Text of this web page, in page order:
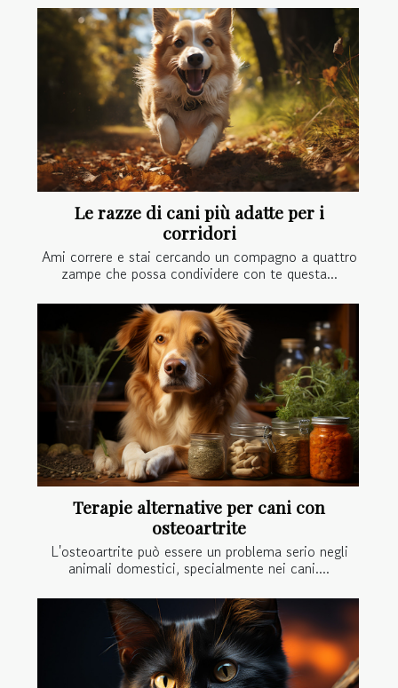
Le razze di cani più adatte per i
corridori
Ami correre e stai cercando un compagno a quattro
zampe che possa condividere con te questa...
Terapie alternative per cani con
osteoartrite
L'osteoartrite può essere un problema serio negli
animali domestici, specialmente nei cani....